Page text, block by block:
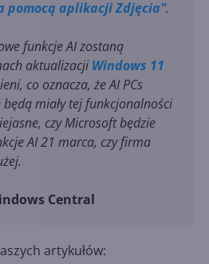
pomocą aplikacji Zdjęcia".
funkcje AI zostaną
aktualizacji Windows 11
co oznacza, że AI PCs
miały tej funkcjonalności
czy Microsoft będzie
AI 21 marca, czy firma
Central
artykułów: